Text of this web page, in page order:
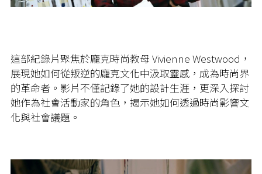
這部紀錄片聚焦於龐克時尚教母 Vivienne Westwood，
展現她如何從叛逆的龐克文化中汲取靈感，成為時尚界
的革命者。影片不僅記錄了她的設計生涯，更深入探討
她作為社會活動家的角色，揭示她如何透過時尚影響文
化與社會議題。